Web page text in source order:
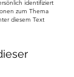
identifiziert
zum Thema
diesem Text